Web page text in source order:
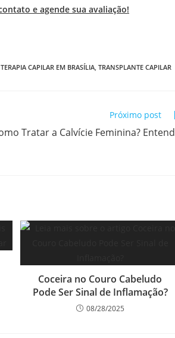
e agende sua avaliação!
TERAPIA CAPILAR EM BRASÍLIA, TRANSPLANTE CAPILAR
Próximo post
Tratar a Calvície Feminina?
Coceira no Couro Cabeludo
Pode Ser Sinal de Inflamação?
08/28/2025